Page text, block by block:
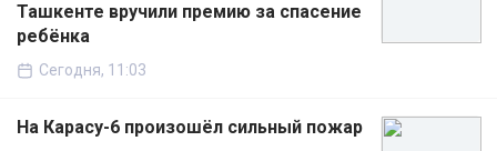
Ташкенте вручили премию за спасение
ребёнка
Сегодня, 11:03
На Карасу-6 произошёл сильный пожар